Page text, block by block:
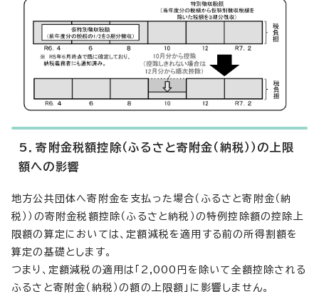
5．寄附金税額控除（ふるさと寄附金（納税））の上限
額への影響
地方公共団体へ寄附金を支払った場合（ふるさと寄附金（納
税））の寄附金税額控除（ふるさと納税）の特例控除額の控除上
限額の算定においては、定額減税を適用する前の所得割額を
算定の基礎とします。
つまり、定額減税の適用は「2,000円を除いて全額控除される
ふるさと寄附金（納税）の額の上限額」に影響しません。